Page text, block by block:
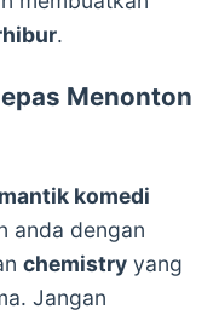
.
Menonton
komedi
anda dengan
chemistry yang
Jangan